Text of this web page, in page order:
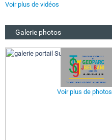
Voir plus de vidéos
Galerie photos
Voir plus de photos